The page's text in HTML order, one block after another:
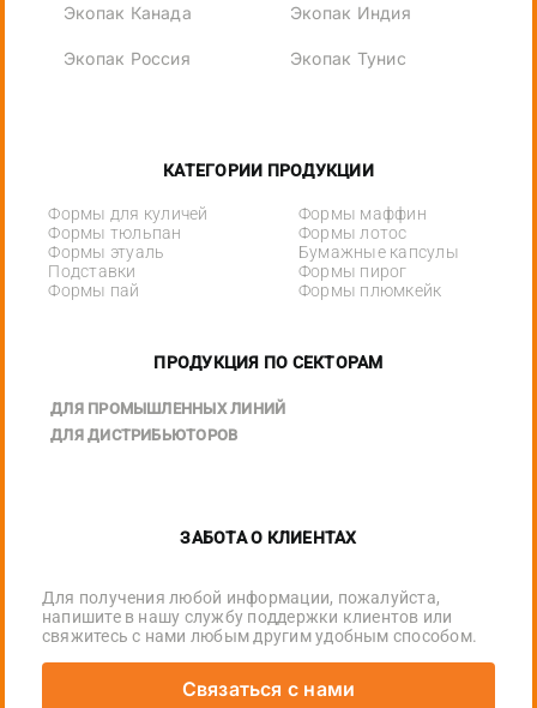
Экопак Канада Экопак Индия
Экопак Россия Экопак Тунис
КАТЕГОРИИ ПРОДУКЦИИ
Формы для куличей
Формы маффин
Формы тюльпан
Формы лотос
Формы этуаль
Бумажные капсулы
Подставки
Формы пирог
Формы пай
Формы плюмкейк
ПРОДУКЦИЯ ПО СЕКТОРАМ
ДЛЯ ПРОМЫШЛЕННЫХ ЛИНИЙ
ДЛЯ ДИСТРИБЬЮТОРОВ
ЗАБОТА О КЛИЕНТАХ
Для получения любой информации, пожалуйста,
напишите в нашу службу поддержки клиентов или
свяжитесь с нами любым другим удобным способом.
Связаться с нами